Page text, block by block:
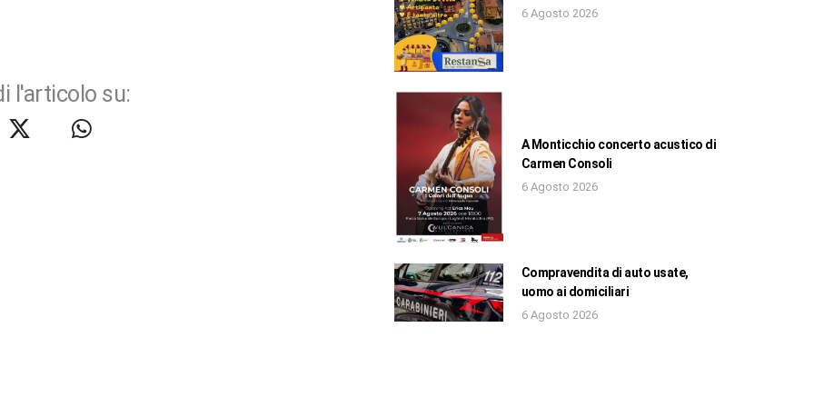
l'articolo su:
6 Agosto 2026
A Monticchio concerto acustico di
Carmen Consoli
6 Agosto 2026
Compravendita di auto usate,
uomo ai domiciliari
6 Agosto 2026